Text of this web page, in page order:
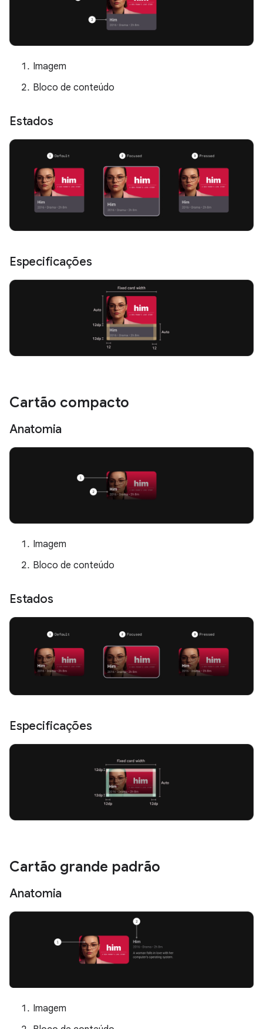
Imagem
Bloco de conteúdo
Estados
Especificações
Cartão compacto
Anatomia
Imagem
Bloco de conteúdo
Estados
Especificações
Cartão grande padrão
Anatomia
Imagem